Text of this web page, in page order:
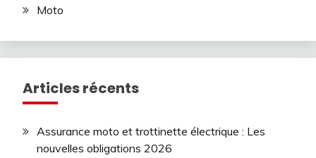
Moto
Articles récents
Assurance moto et trottinette électrique : Les
nouvelles obligations 2026